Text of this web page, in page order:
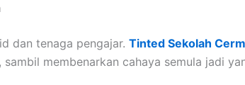
dan tenaga pengajar. Tinted Sekolah
membenarkan cahaya semula jadi